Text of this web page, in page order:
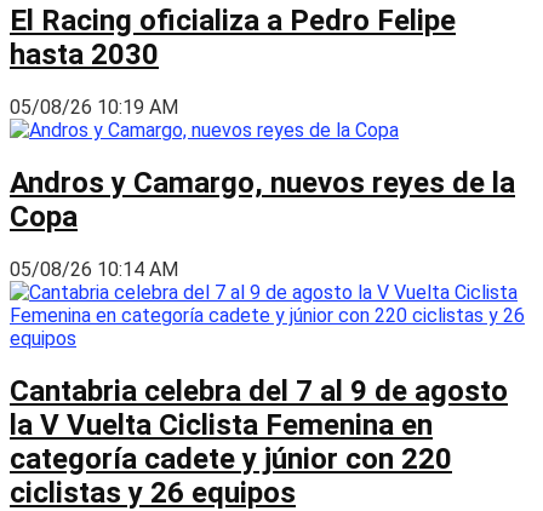
El Racing oficializa a Pedro Felipe
hasta 2030
05/08/26 10:19 AM
Andros y Camargo, nuevos reyes de la
Copa
05/08/26 10:14 AM
Cantabria celebra del 7 al 9 de agosto
la V Vuelta Ciclista Femenina en
categoría cadete y júnior con 220
ciclistas y 26 equipos